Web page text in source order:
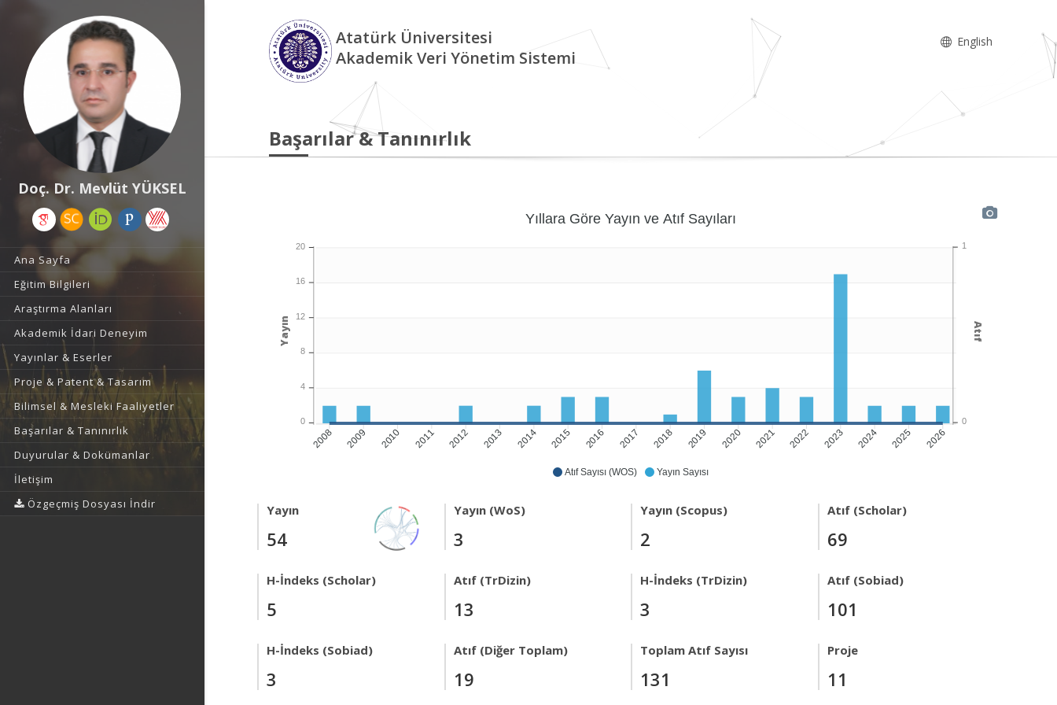
Doç. Dr. Mevlüt YÜKSEL
Ana Sayfa
Eğitim Bilgileri
Araştırma Alanları
Akademik İdari Deneyim
Yayınlar & Eserler
Proje & Patent & Tasarım
Bilimsel & Mesleki Faaliyetler
Başarılar & Tanınırlık
Duyurular & Dokümanlar
İletişim
Özgeçmiş Dosyası İndir
Atatürk Üniversitesi
Akademik Veri Yönetim Sistemi
English
Başarılar & Tanınırlık
Atıf Sayısı (WOS) Yayın Sayısı
2008 2009 2010 2011 2012 2013 2014 2015 2016 2017 2018 2019 2020 2021 2022 2023 2024 2025 2026
Yıllara Göre Yayın ve Atıf Sayıları
1
0
Atıf
20
16
12
8
4
0
Yayın
Yayın
54
Yayın (WoS)
3
Yayın (Scopus)
2
Atıf (Scholar)
69
H-İndeks (Scholar)
5
Atıf (TrDizin)
13
H-İndeks (TrDizin)
3
Atıf (Sobiad)
101
H-İndeks (Sobiad)
3
Atıf (Diğer Toplam)
19
Toplam Atıf Sayısı
131
Proje
11